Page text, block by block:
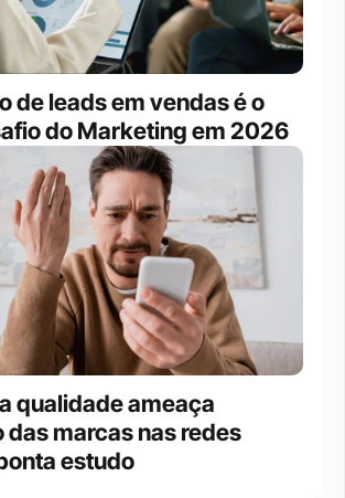
de leads em vendas é o
do Marketing em 2026
qualidade ameaça
das marcas nas redes
estudo